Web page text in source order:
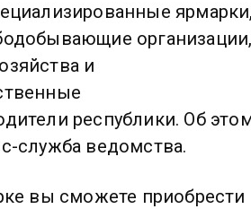
и
республики. Об
служба ведомства.
вы сможете приобрести